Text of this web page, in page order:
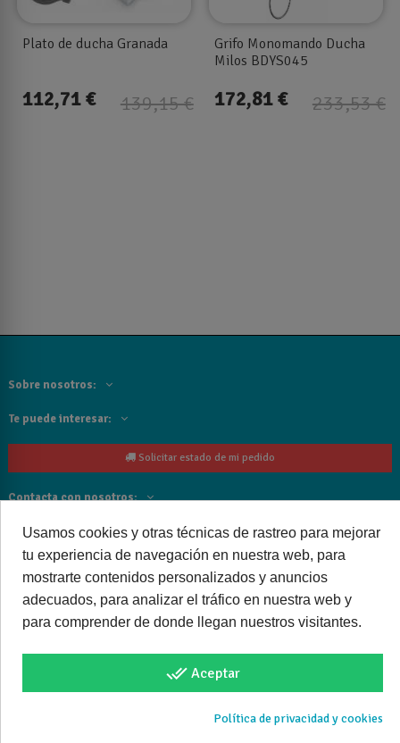
Plato de ducha Granada
139,15 €
112,71 €
Grifo Monomando Ducha
Milos BDYS045
233,53 €
172,81 €
Sobre nosotros:
Te puede interesar:
Solicitar estado de mi pedido
Contacta con nosotros:
Siguenos
Cancelar o devolver un pedido
Copyright © 2025 bañoweb- Todos los derechos reservados
Usamos cookies y otras técnicas de rastreo para mejorar
tu experiencia de navegación en nuestra web, para
mostrarte contenidos personalizados y anuncios
adecuados, para analizar el tráfico en nuestra web y
para comprender de donde llegan nuestros visitantes.
done_all Aceptar
Política de privacidad y cookies